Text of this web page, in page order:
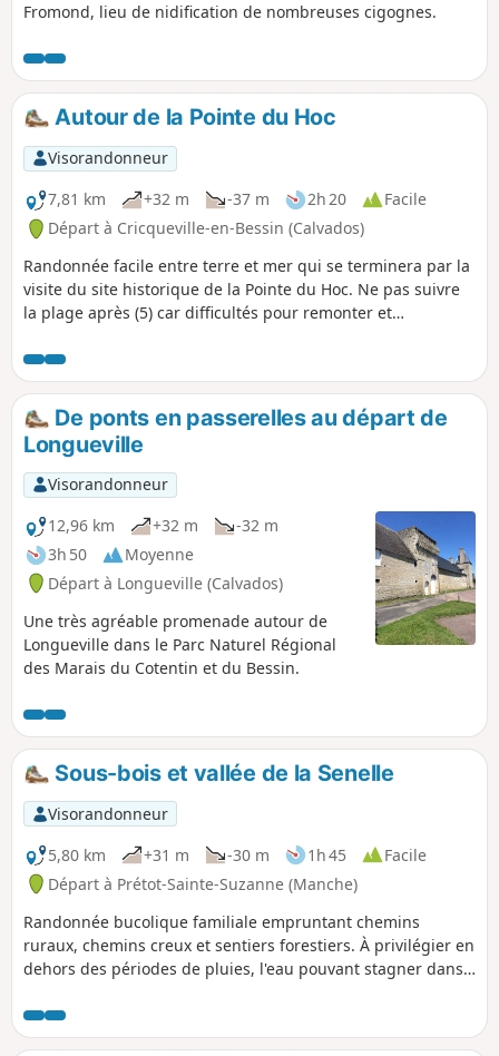
Fromond, lieu de nidification de nombreuses cigognes.
Autour de la Pointe du Hoc
Visorandonneur
7,81 km
+32 m -37 m 2h 20
Facile
Départ à Cricqueville-en-Bessin (Calvados)
Randonnée facile entre terre et mer qui se terminera par la
visite du site historique de la Pointe du Hoc. Ne pas suivre
la plage après (5) car difficultés pour remonter et
De ponts en passerelles au départ de
Longueville
Visorandonneur
12,96 km
+32 m
-32 m
3h 50
Moyenne
Départ à Longueville (Calvados)
Une très agréable promenade autour de
Longueville dans le Parc Naturel Régional
des Marais du Cotentin et du Bessin.
Sous-bois et vallée de la Senelle
Visorandonneur
5,80 km
+31 m -30 m 1h 45
Facile
Départ à Prétot-Sainte-Suzanne (Manche)
Randonnée bucolique familiale empruntant chemins
ruraux, chemins creux et sentiers forestiers. À privilégier en
dehors des périodes de pluies, l'eau pouvant stagner dans